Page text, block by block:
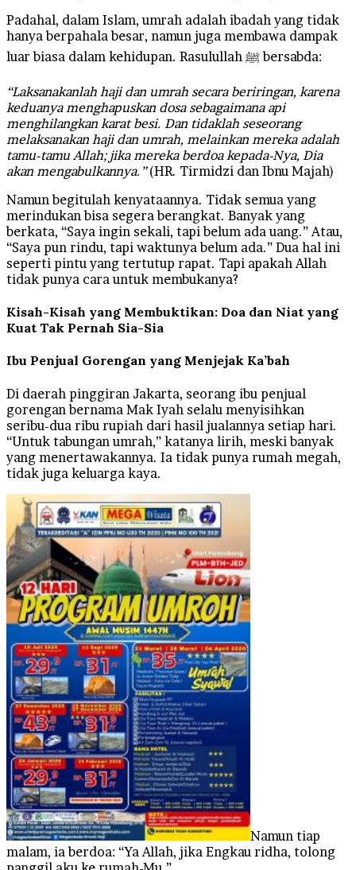
Padahal, dalam Islam, umrah adalah ibadah yang tidak
hanya berpahala besar, namun juga membawa dampak
luar biasa dalam kehidupan. Rasulullah ﷺ bersabda:
“Laksanakanlah haji dan umrah secara beriringan, karena
keduanya menghapuskan dosa sebagaimana api
menghilangkan karat besi. Dan tidaklah seseorang
melaksanakan haji dan umrah, melainkan mereka adalah
tamu-tamu Allah; jika mereka berdoa kepada-Nya, Dia
akan mengabulkannya.”(HR. Tirmidzi dan Ibnu Majah)
Namun begitulah kenyataannya. Tidak semua yang
merindukan bisa segera berangkat. Banyak yang
berkata, “Saya ingin sekali, tapi belum ada uang.” Atau,
“Saya pun rindu, tapi waktunya belum ada.” Dua hal ini
seperti pintu yang tertutup rapat. Tapi apakah Allah
tidak punya cara untuk membukanya?
Kisah-Kisah yang Membuktikan: Doa dan Niat yang
Kuat Tak Pernah Sia-Sia
Ibu Penjual Gorengan yang Menjejak Ka’bah
Di daerah pinggiran Jakarta, seorang ibu penjual
gorengan bernama Mak Iyah selalu menyisihkan
seribu-dua ribu rupiah dari hasil jualannya setiap hari.
“Untuk tabungan umrah,” katanya lirih, meski banyak
yang menertawakannya. Ia tidak punya rumah megah,
tidak juga keluarga kaya.
Namun tiap
malam, ia berdoa: “Ya Allah, jika Engkau ridha, tolong